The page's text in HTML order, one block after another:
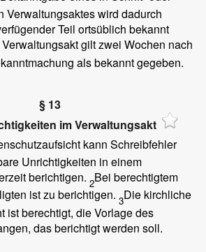
Verwaltungsaktes wird dadurch
Teil ortsüblich bekannt
gilt zwei Wochen nach
als bekannt gegeben.
§ 13
im Verwaltungsakt
kann Schreibfehler
Unrichtigkeiten in einem
berichtigen. 2Bei berechtigtem
ist zu berichtigen. 3Die kirchliche
ist berechtigt, die Vorlage des
das berichtigt werden soll.